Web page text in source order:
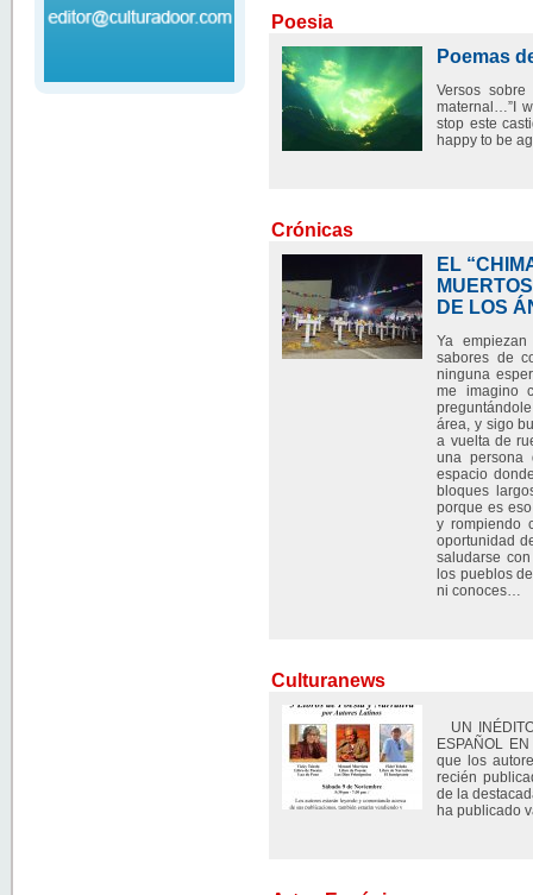
Poesia
Poemas
Versos
maternal…”I
stop este
happy to be
Crónicas
EL
DE LOS
Ya
sabores de
ninguna
me imagino
área, y sigo
a vuelta de
una persona
espacio
bloques
porque es
y rompiendo
oportunidad
saludarse
los pueblos
ni conoces…
Culturanews
UN
ESPAÑOL
que los
recién
de la
ha publicado